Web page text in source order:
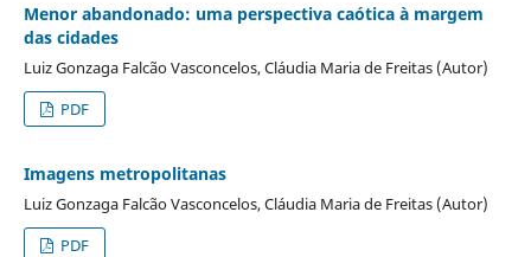
Menor abandonado: uma perspectiva caótica à margem
das cidades
Luiz Gonzaga Falcão Vasconcelos, Cláudia Maria de Freitas (Autor)
PDF
Imagens metropolitanas
Luiz Gonzaga Falcão Vasconcelos, Cláudia Maria de Freitas (Autor)
PDF